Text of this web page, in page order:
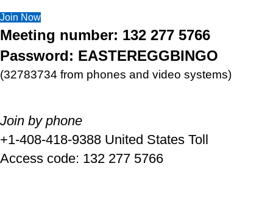
Join Now
Meeting number: 132 277 5766
Password: EASTEREGGBINGO
(32783734 from phones and video systems)
Join by phone
+1-408-418-9388 United States Toll
Access code: 132 277 5766